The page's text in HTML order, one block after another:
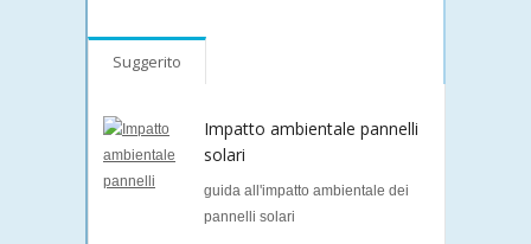
Suggerito
Impatto ambientale pannelli
solari
guida all'impatto ambientale dei
pannelli solari